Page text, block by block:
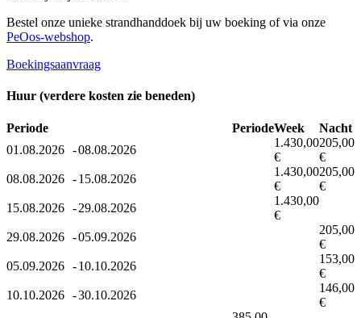
Bestel onze unieke strandhanddoek bij uw boeking of via onze
PeOos-webshop.
Boekingsaanvraag
Huur (verdere kosten zie beneden)
Periode PeriodeWeek
Nacht
01.08.2026 -08.08.2026
1.430,00
€
205,00
€
08.08.2026 -15.08.2026
1.430,00
€
205,00
€
15.08.2026 -29.08.2026
1.430,00
€
29.08.2026 -05.09.2026
205,00
€
05.09.2026 -10.10.2026
153,00
€
10.10.2026 -30.10.2026
146,00
€